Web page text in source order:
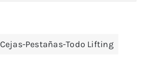
Cejas-Pestañas-Todo Lifting